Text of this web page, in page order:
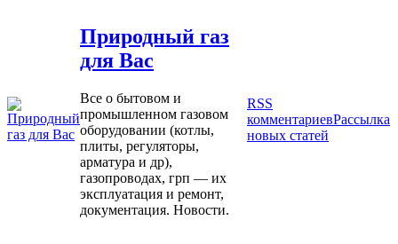
Природный газ
для Вас
Все о бытовом и
промышленном газовом
оборудовании (котлы,
плиты, регуляторы,
арматура и др),
газопроводах, грп — их
эксплуатация и ремонт,
документация. Новости.
RSS
комментариевРассылка
новых статей